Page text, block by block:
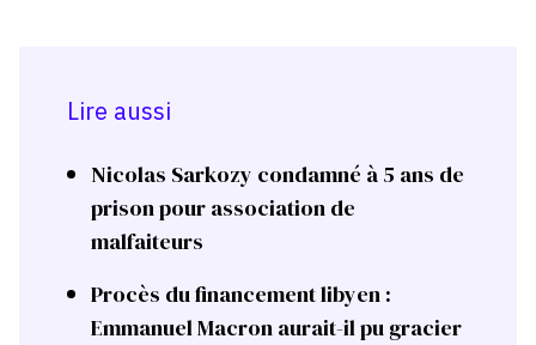
Lire aussi
Nicolas Sarkozy condamné à 5 ans de
prison pour association de
malfaiteurs
Procès du financement libyen :
Emmanuel Macron aurait-il pu gracier